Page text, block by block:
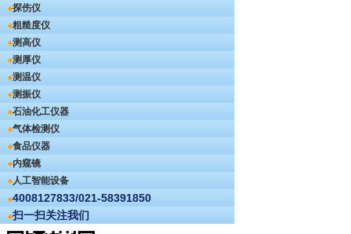
探伤仪
粗糙度仪
测高仪
测厚仪
测温仪
测振仪
石油化工仪器
气体检测仪
食品仪器
内窥镜
人工智能设备
4008127833/021-58391850
扫一扫关注我们